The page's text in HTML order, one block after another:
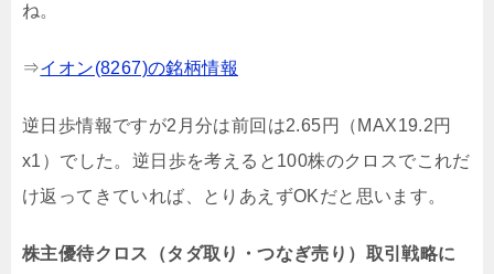
ね。
⇒イオン(8267)の銘柄情報
逆日歩情報ですが2月分は前回は2.65円（MAX19.2円
x1）でした。逆日歩を考えると100株のクロスでこれだ
け返ってきていれば、とりあえずOKだと思います。
株主優待クロス（タダ取り・つなぎ売り）取引戦略に